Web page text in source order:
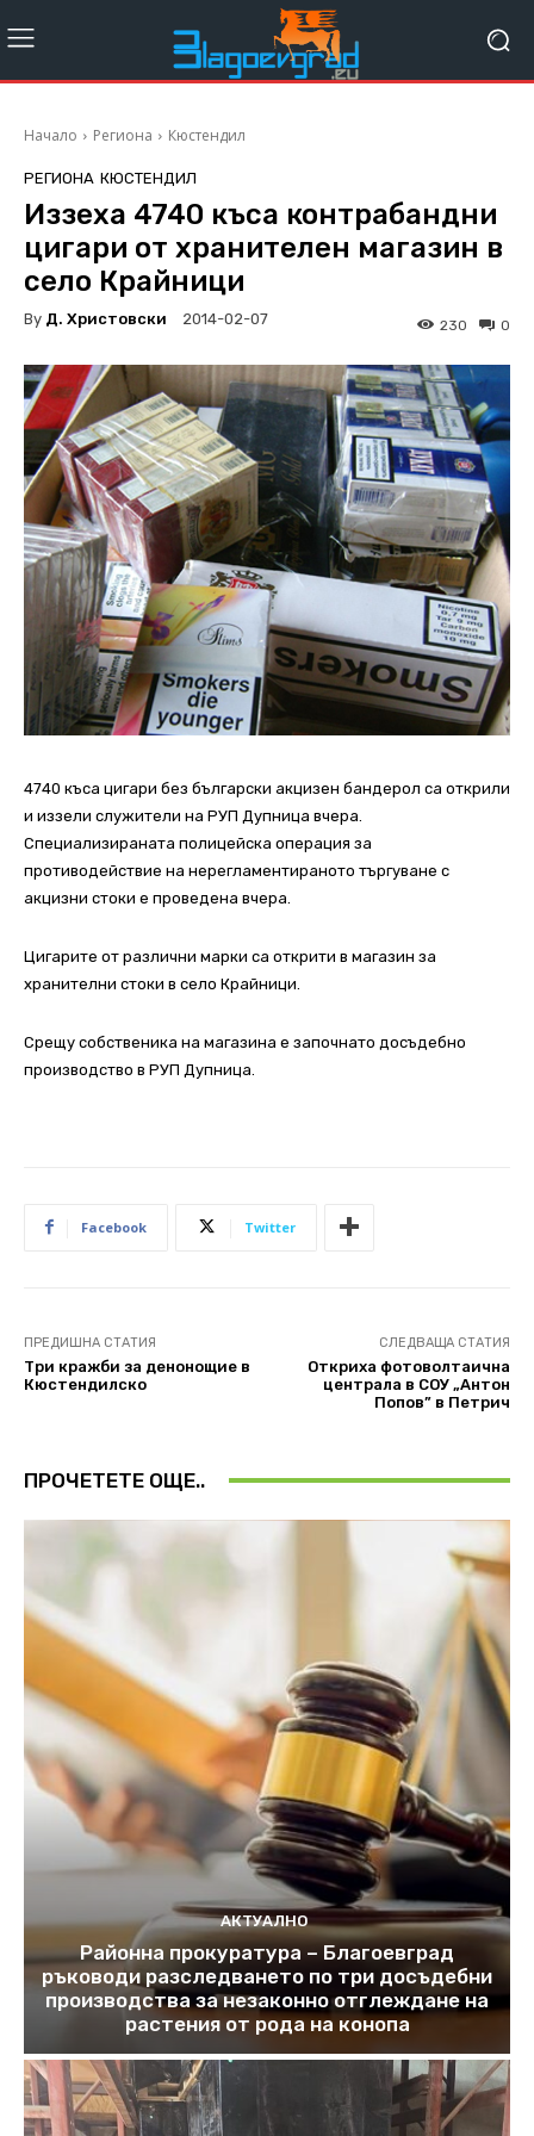
Начало Региона Кюстендил
РЕГИОНА КЮСТЕНДИЛ
Иззеха 4740 къса контрабандни
цигари от хранителен магазин в
село Крайници
By Д. Христовски 2014-02-07 0
230
4740 къса цигари без български акцизен бандерол са открили
и иззели служители на РУП Дупница вчера.
Специализираната полицейска операция за
противодействие на нерегламентираното търгуване с
акцизни стоки е проведена вчера.
Цигарите от различни марки са открити в магазин за
хранителни стоки в село Крайници.
Срещу собственика на магазина е започнато досъдебно
производство в РУП Дупница.
Facebook Twitter
ПРЕДИШНА СТАТИЯ
Три кражби за денонощие в
Кюстендилско
СЛЕДВАЩА СТАТИЯ
Откриха фотоволтаична
централа в СОУ „Антон
Попов” в Петрич
ПРОЧЕТЕТЕ ОЩЕ..
АКТУАЛНО
Районна прокуратура – Благоевград
ръководи разследването по три досъдебни
производства за незаконно отглеждане на
растения от рода на конопа